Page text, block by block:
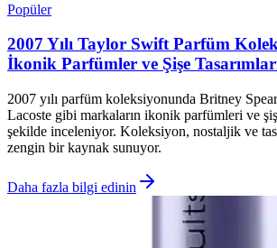
Popüler
2007 Yılı Taylor Swift Parfüm
İkonik Parfümler ve Şişe
2007 yılı parfüm koleksiyonunda Britney
Lacoste gibi markaların ikonik parfümleri ve
şekilde inceleniyor. Koleksiyon, nostaljik ve
zengin bir kaynak sunuyor.
Daha fazla bilgi edinin